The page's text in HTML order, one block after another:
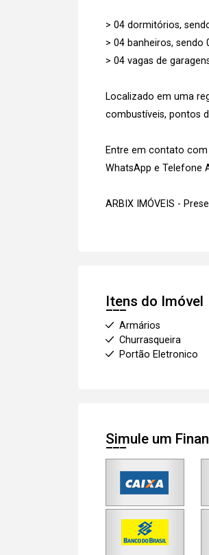
> 04 dormitórios,
> 04 banheiros, sendo
> 04 vagas de
Localizado em uma
combustíveis, pontos
Entre em contato com
WhatsApp e Telefone
ARBIX IMÓVEIS -
Itens do Imóvel
Armários
Churrasqueira
Portão Eletronico
Simule um